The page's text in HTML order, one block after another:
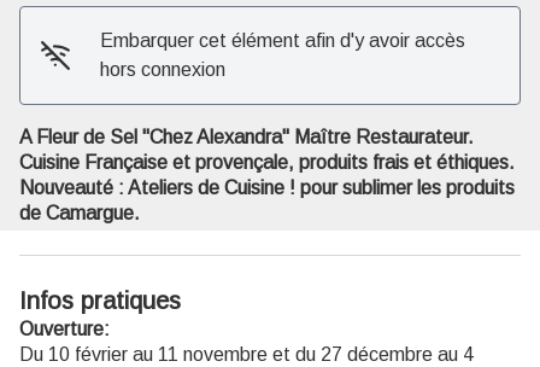
Embarquer cet élément afin d'y avoir accès
hors connexion
A Fleur de Sel "Chez Alexandra" Maître Restaurateur.
Cuisine Française et provençale, produits frais et éthiques.
Nouveauté : Ateliers de Cuisine ! pour sublimer les produits
de Camargue.
Infos pratiques
Ouverture:
Du 10 février au 11 novembre et du 27 décembre au 4